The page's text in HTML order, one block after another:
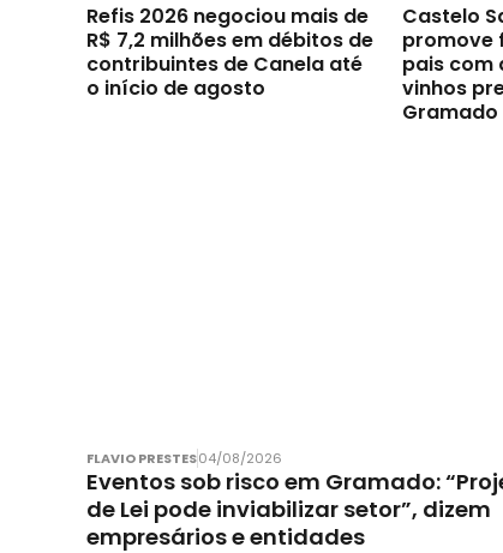
Refis 2026 negociou mais de
R$ 7,2 milhões em débitos de
contribuintes de Canela até
o início de agosto
Castelo
promove
pais com
vinhos
Gramado
FLAVIO PRESTES04/08/2026
Eventos sob risco em Gramado:
de Lei pode inviabilizar setor”, dizem
empresários e entidades